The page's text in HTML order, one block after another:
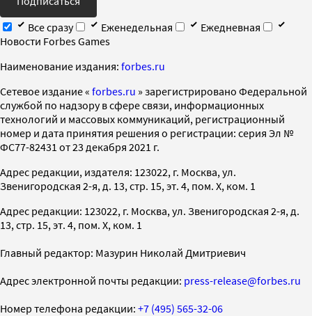
Все сразу
Еженедельная
Ежедневная
Новости Forbes Games
Наименование издания: forbes.ru
Cетевое издание « forbes.ru » зарегистрировано Федеральной
службой по надзору в сфере связи, информационных
технологий и массовых коммуникаций, регистрационный
номер и дата принятия решения о регистрации: серия Эл №
ФС77-82431 от 23 декабря 2021 г.
Адрес редакции, издателя: 123022, г. Москва, ул.
Звенигородская 2-я, д. 13, стр. 15, эт. 4, пом. X, ком. 1
Адрес редакции: 123022, г. Москва, ул. Звенигородская 2-я, д.
13, стр. 15, эт. 4, пом. X, ком. 1
Главный редактор: Мазурин Николай Дмитриевич
Адрес электронной почты редакции: press-release@forbes.ru
Номер телефона редакции: +7 (495) 565-32-06